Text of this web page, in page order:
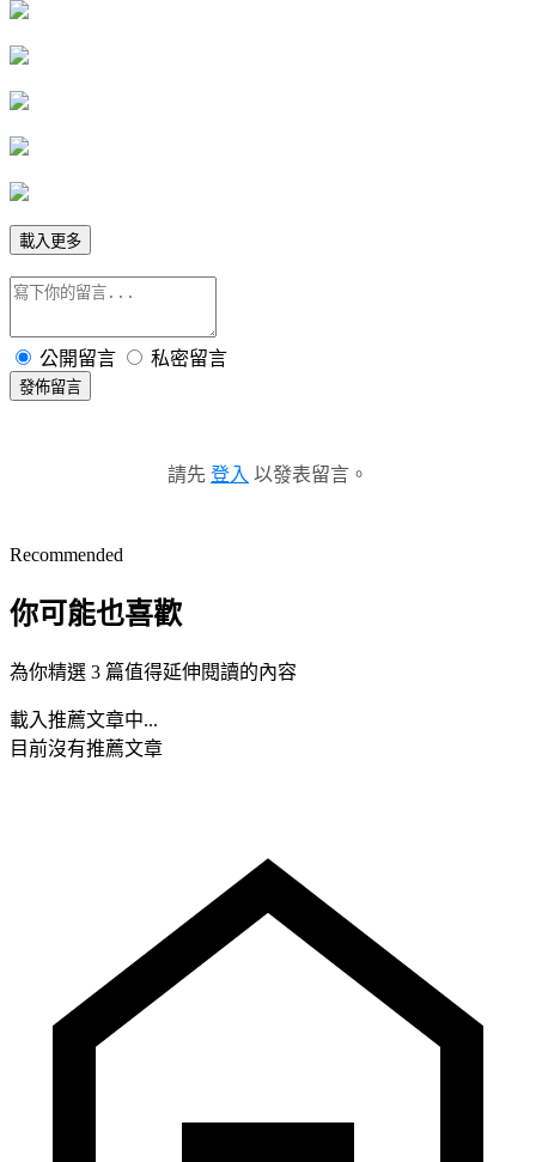
載入更多
公開留言 私密留言
發佈留言
請先 登入 以發表留言。
Recommended
你可能也喜歡
為你精選 3 篇值得延伸閱讀的內容
載入推薦文章中...
目前沒有推薦文章